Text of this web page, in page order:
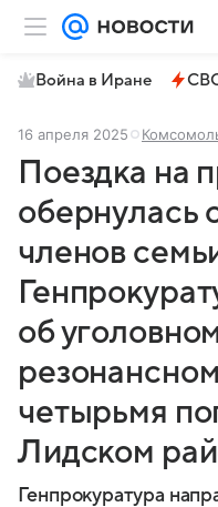
Война в Иране
16 апреля 2025
Поездка на
обернулась
членов
об
четырьмя
Лидском
Генпрокуратура